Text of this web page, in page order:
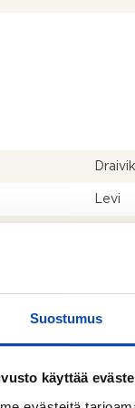
Suostumus
käyttää
Levi
113,5